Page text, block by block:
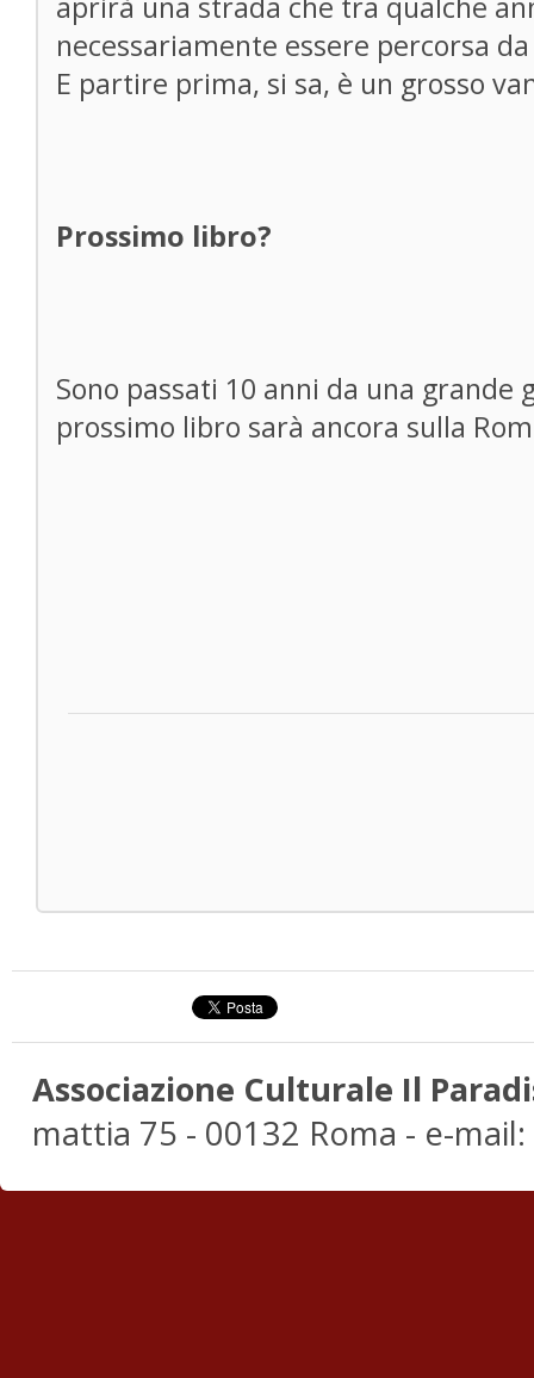
necessariamente essere percorsa
E partire prima, si sa, è un grosso
Prossimo libro?
Sono passati 10 anni da una grande
prossimo libro sarà ancora sulla
Associazione Culturale Il
mattia 75 - 00132 Roma - e-mail: